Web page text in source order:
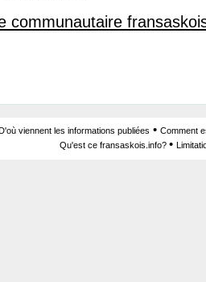
communautaire
viennent les informations publiées • Comment
Qu'est ce fransaskois.info? •